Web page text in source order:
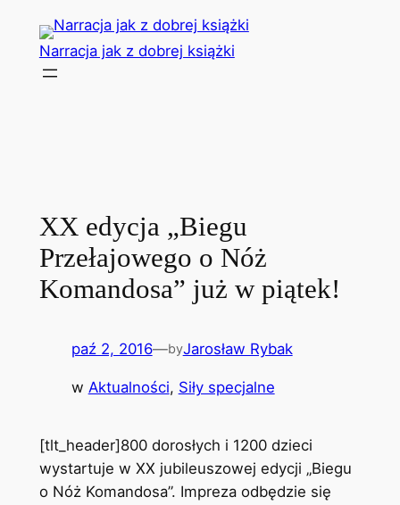
Przejdź
treści
Narracja jak z dobrej książki
XX edycja „Biegu
Przełajowego o Nóż
Komandosa” już w piątek!
paź 2, 2016—byJarosław Rybak
w Aktualności, Siły specjalne
[tlt_header]800 dorosłych i 1200 dzieci
wystartuje w XX jubileuszowej edycji „Biegu
o Nóż Komandosa”. Impreza odbędzie się